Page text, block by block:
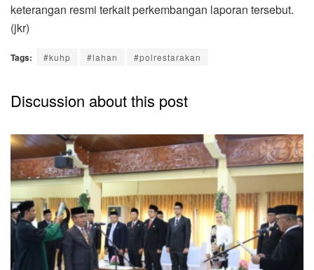
keterangan resmi terkait perkembangan laporan tersebut.
(jkr)
Tags: #kuhp #lahan #polrestarakan
Discussion about this post